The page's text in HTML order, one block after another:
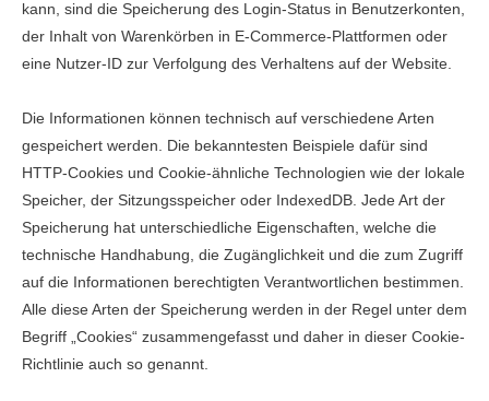
kann, sind die Speicherung des Login-Status in Benutzerkonten,
der Inhalt von Warenkörben in E-Commerce-Plattformen oder
eine Nutzer-ID zur Verfolgung des Verhaltens auf der Website.
Die Informationen können technisch auf verschiedene Arten
gespeichert werden. Die bekanntesten Beispiele dafür sind
HTTP-Cookies und Cookie-ähnliche Technologien wie der lokale
Speicher, der Sitzungsspeicher oder IndexedDB. Jede Art der
Speicherung hat unterschiedliche Eigenschaften, welche die
technische Handhabung, die Zugänglichkeit und die zum Zugriff
auf die Informationen berechtigten Verantwortlichen bestimmen.
Alle diese Arten der Speicherung werden in der Regel unter dem
Begriff „Cookies“ zusammengefasst und daher in dieser Cookie-
Richtlinie auch so genannt.